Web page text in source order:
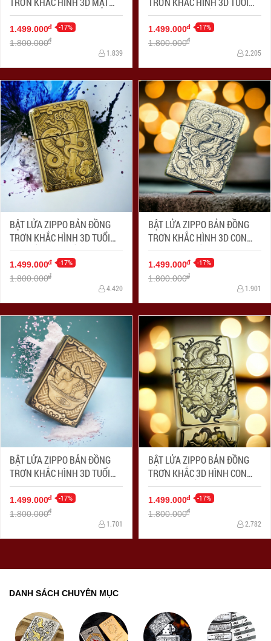
QUAN CÔNG SIÊU SẮC NÉT
1.499.000đ -17%
1.800.000đ
1.839
CON KHỈ SIÊU SẮC NÉT
1.499.000đ -17%
1.800.000đ
2.205
BẬT LỬA ZIPPO BẢN ĐỒNG
TRƠN KHẮC HÌNH 3D TUỔI
CON RẮN SIÊU SẮC NÉT
1.499.000đ -17%
1.800.000đ
4.420
BẬT LỬA ZIPPO BẢN ĐỒNG
TRƠN KHẮC HÌNH 3D CON
RỒNG SIÊU SẮC NÉT
1.499.000đ -17%
1.800.000đ
1.901
BẬT LỬA ZIPPO BẢN ĐỒNG
TRƠN KHẮC HÌNH 3D TUỔI
LỢN SIÊU SẮC NÉT
1.499.000đ -17%
1.800.000đ
1.701
BẬT LỬA ZIPPO BẢN ĐỒNG
TRƠN KHẮC 3D HÌNH CON
RẮN SIÊU SẮC NÉT
1.499.000đ -17%
1.800.000đ
2.782
DANH SÁCH CHUYÊN MỤC